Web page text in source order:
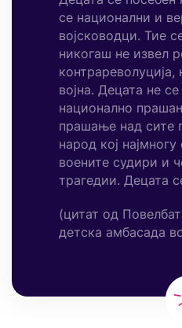
се национални и
војсководци. Тие
никогаш не извел
контрареволуција,
војна. Децата не
национално
прашање над сите
народ кој
воените судири и
трагедии. Децата
(цитат од
детска амбасада